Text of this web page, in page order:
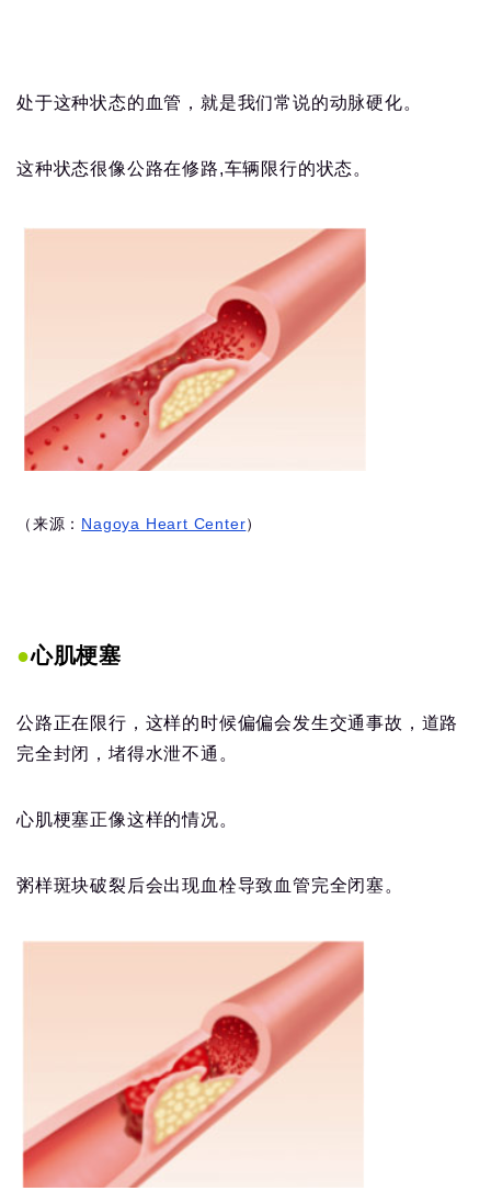
处于这种状态的血管，就是我们常说的动脉硬化。
这种状态很像公路在修路,车辆限行的状态。
（来源： Nagoya Heart Center）
●心肌梗塞
公路正在限行，这样的时候偏偏会发生交通事故，道路
完全封闭，堵得水泄不通。
心肌梗塞正像这样的情况。
粥样斑块破裂后会出现血栓导致血管完全闭塞。